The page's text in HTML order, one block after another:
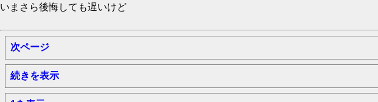
いまさら後悔しても遅いけど
次ページ
続きを表示